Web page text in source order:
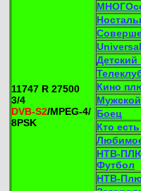
11747 R 27500
3/4
DVB-S2/MPEG-4/
8PSK
Детский
Кино
Мужской
Боец
Кто есть
НТВ-
Футбол
НТВ-